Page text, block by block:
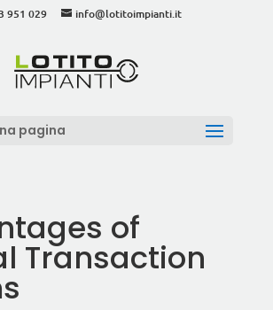
951 029 info@lotitoimpianti.it
pagina
of
Transaction